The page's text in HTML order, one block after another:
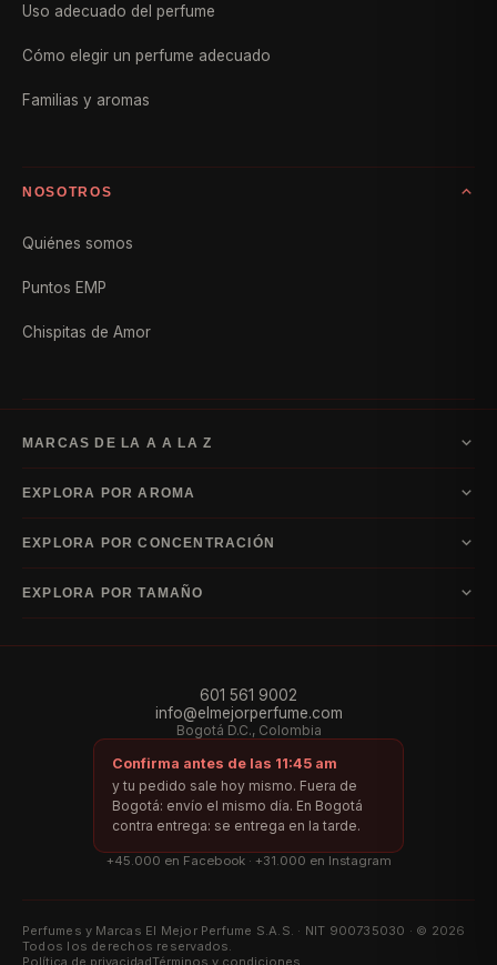
Uso adecuado del perfume
Cómo elegir un perfume adecuado
Familias y aromas
NOSOTROS
Quiénes somos
Puntos EMP
Chispitas de Amor
MARCAS DE LA A A LA Z
E–I
EscadaGuerlainHugo BossIssey Miyake
J–L
Ralph Lauren
Yves Saint Laurent
Índice por letra
Marcas de la A a la D Marcas de la E a la IMarcas de la J a la L
Marcas de la M a la R
EXPLORA POR AROMA
AcuáticaAmaderadaCítricoFloral Frutal
EXPLORA POR CONCENTRACIÓN
Eau de CologneEau de Toilette
EXPLORA POR TAMAÑO
601 561 9002
info@elmejorperfume.com
Bogotá D.C., Colombia
Confirma antes de las 11:45 am
y tu pedido sale hoy mismo. Fuera de
Bogotá: envío el mismo día. En Bogotá
contra entrega: se entrega en la tarde.
+45.000 en Facebook · +31.000 en Instagram
Perfumes y Marcas El Mejor Perfume S.A.S. · NIT 900735030 · © 2026
Todos los derechos reservados.
Política de privacidadTérminos y condiciones